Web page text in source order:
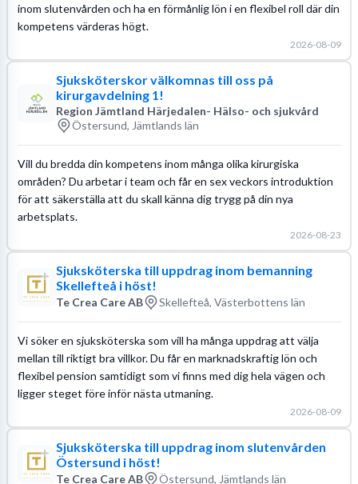
inom slutenvården och ha en förmånlig lön i en flexibel roll där din
kompetens värderas högt.
2026-08-09
Sjuksköterskor välkomnas till oss på
kirurgavdelning 1!
Region Jämtland Härjedalen- Hälso- och sjukvård
Östersund, Jämtlands län
Vill du bredda din kompetens inom många olika kirurgiska
områden? Du arbetar i team och får en sex veckors introduktion
för att säkerställa att du skall känna dig trygg på din nya
arbetsplats.
2026-08-23
Sjuksköterska till uppdrag inom bemanning
Skellefteå i höst!
Te Crea Care AB Skellefteå, Västerbottens län
Vi söker en sjuksköterska som vill ha många uppdrag att välja
mellan till riktigt bra villkor. Du får en marknadskraftig lön och
flexibel pension samtidigt som vi finns med dig hela vägen och
ligger steget före inför nästa utmaning.
2026-08-09
Sjuksköterska till uppdrag inom slutenvården
Östersund i höst!
Te Crea Care AB Östersund, Jämtlands län